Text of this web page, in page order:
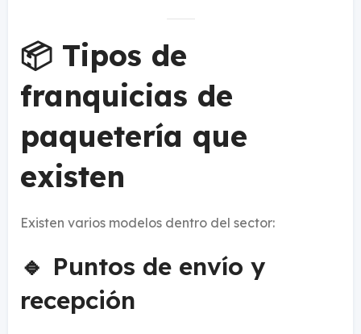
📦 Tipos de
franquicias de
paquetería que
existen
Existen varios modelos dentro del sector:
🔹 Puntos de envío y
recepción